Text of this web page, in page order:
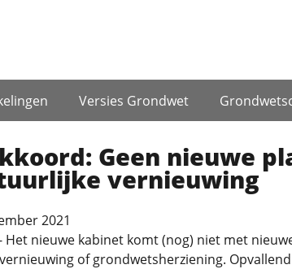
Versies Grondwet
Geen nieuwe
vernieuwing
2021
- Het nieuwe kabinet komt (nog) niet met
of grondwetsherziening.